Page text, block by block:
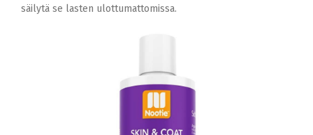
säilytä se lasten ulottumattomissa.